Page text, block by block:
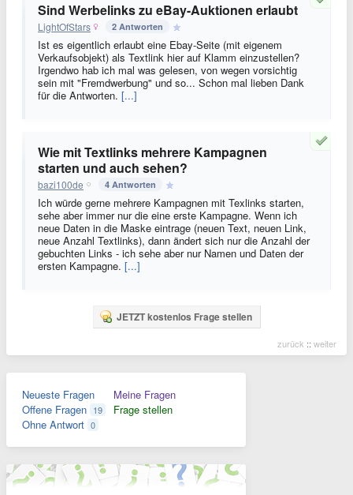
Sind Werbelinks zu eBay-Auktionen erlaubt
LightOfStars 2 Antworten
Ist es eigentlich erlaubt eine Ebay-Seite (mit eigenem
Verkaufsobjekt) als Textlink hier auf Klamm einzustellen?
Irgendwo hab ich mal was gelesen, von wegen vorsichtig
sein mit "Fremdwerbung" und so... Schon mal lieben Dank
für die Antworten. [...]
Wie mit Textlinks mehrere Kampagnen
starten und auch sehen?
bazi100de 4 Antworten
Ich würde gerne mehrere Kampagnen mit Texlinks starten,
sehe aber immer nur die eine erste Kampagne. Wenn ich
neue Daten in die Maske eintrage (neuen Text, neuen Link,
neue Anzahl Textlinks), dann ändert sich nur die Anzahl der
gebuchten Links - ich sehe aber nur Namen und Daten der
ersten Kampagne. [...]
JETZT kostenlos Frage stellen
zurück :: weiter
Neueste Fragen
Offene Fragen 19
Ohne Antwort 0
Meine Fragen
Frage stellen